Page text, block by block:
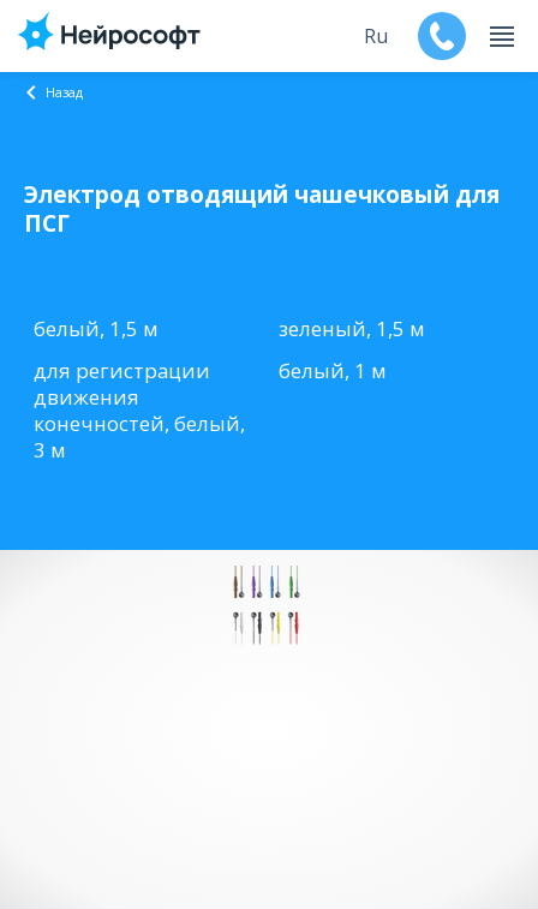
Продукты
Мероприятия
Обучение
О компании
Карьера
Ru
Назад
Электрод отводящий чашечковый для
ПСГ
белый, 1,5 м
для регистрации
движения
конечностей, белый,
3 м
зеленый, 1,5 м
белый, 1 м